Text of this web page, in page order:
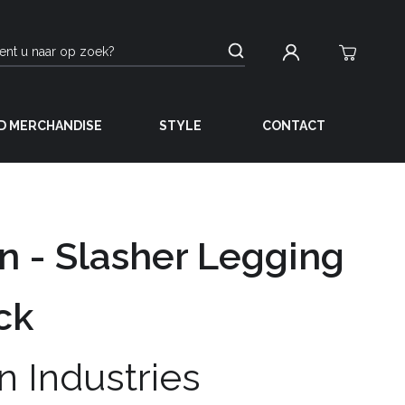
MERCHANDISE STYLE CONTACT
- Slasher Legging
Industries